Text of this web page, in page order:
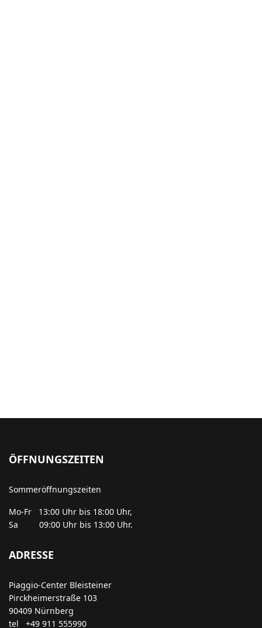
ÖFFNUNGSZEITEN
Sommeröffnungszeiten
Mo-Fr 13:00 Uhr bis 18:00 Uhr,
Sa 09:00 Uhr bis 13:00 Uhr.
ADRESSE
Piaggio-Center Bleisteiner
Pirckheimerstraße 103
90409 Nürnberg
tel +49 911 555990